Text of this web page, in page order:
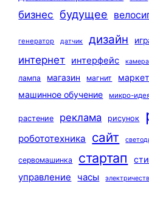
бизнес будущее
генератор датчик дизайн
интернет интерфейс камера
лампа
магазин магнит
машинное обучение
микро-
растение реклама рисунок
робототехника сайт
сервомашинка стартап
управление часы